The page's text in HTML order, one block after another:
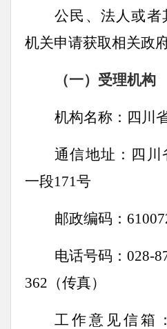
公民、法人或者
机关申请获取相关政
（一）受理机构
机构名称：四川
通信地址：四
一段171号
邮政编码：
电话号码：028-
362（传真）
工作意见信箱：